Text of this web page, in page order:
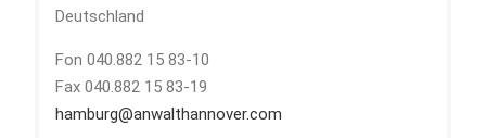
Deutschland
Fon 040.882 15 83-10
Fax 040.882 15 83-19
hamburg@anwalthannover.com